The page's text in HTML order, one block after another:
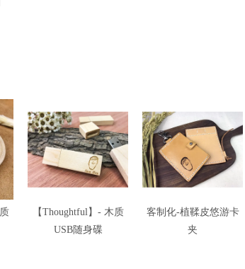
【Thoughtful】- 木质
USB随身碟
客制化-植鞣皮悠游卡
夹